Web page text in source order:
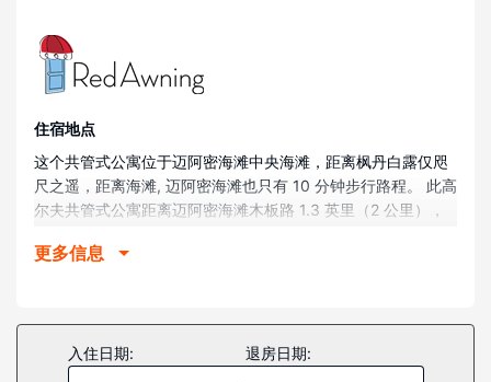
住宿地点
这个共管式公寓位于迈阿密海滩中央海滩，距离枫丹白露仅咫
尺之遥，距离海滩, 迈阿密海滩也只有 10 分钟步行路程。 此高
尔夫共管式公寓距离迈阿密海滩木板路 1.3 英里（2 公里），
客房
供免费无线网络，方便您与朋友保持联系。便利服务设施包括
冰箱和茶具/咖啡用具，并可根据要求提供婴儿床（额外收
费）。
更多信息
入住日期: 退房日期: